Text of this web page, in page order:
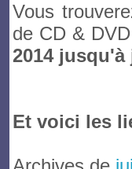
Vous
de CD &
2014 jusqu'à
Et voici les